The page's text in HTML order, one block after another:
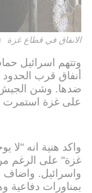
الانفاق في قطاع غزة
وتتهم اسرائيل
أنفاق قرب
على غزة استمرت
واكد هنية انه
غزة" على الرغم
واسرائيل. واضاف
بمناورات دفاعية